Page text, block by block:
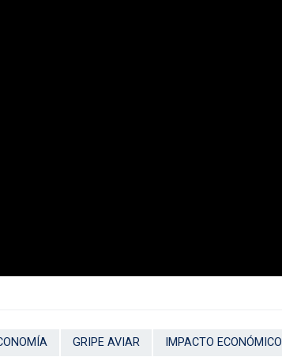
GRIPE AVIAR IMPACTO ECONÓMICO